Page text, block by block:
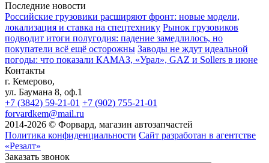
Последние новости
Российские грузовики расширяют фронт: новые модели,
локализация и ставка на спецтехнику Рынок грузовиков
подводит итоги полугодия: падение замедлилось, но
покупатели всё ещё осторожны Заводы не ждут идеальной
погоды: что показали КАМАЗ, «Урал», GAZ и Sollers в июне
Контакты
г. Кемерово,
ул. Баумана 8, оф.1
+7 (3842) 59-21-01 +7 (902) 755-21-01
forvardkem@mail.ru
2014-2026 © Форвард, магазин автозапчастей
Политика конфиденциальности Сайт разработан в агентстве
«Резалт»
Заказать звонок